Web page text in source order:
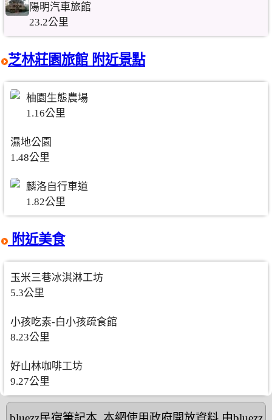
陽明汽車旅館
23.2公里
芝林莊園旅館 附近景點
柚園生態農場
1.16公里
濕地公園
1.48公里
麟洛自行車道
1.82公里
附近美食
玉米三巷冰淇淋工坊
5.3公里
小孩吃素-白小孩疏食館
8.23公里
好山林咖啡工坊
9.27公里